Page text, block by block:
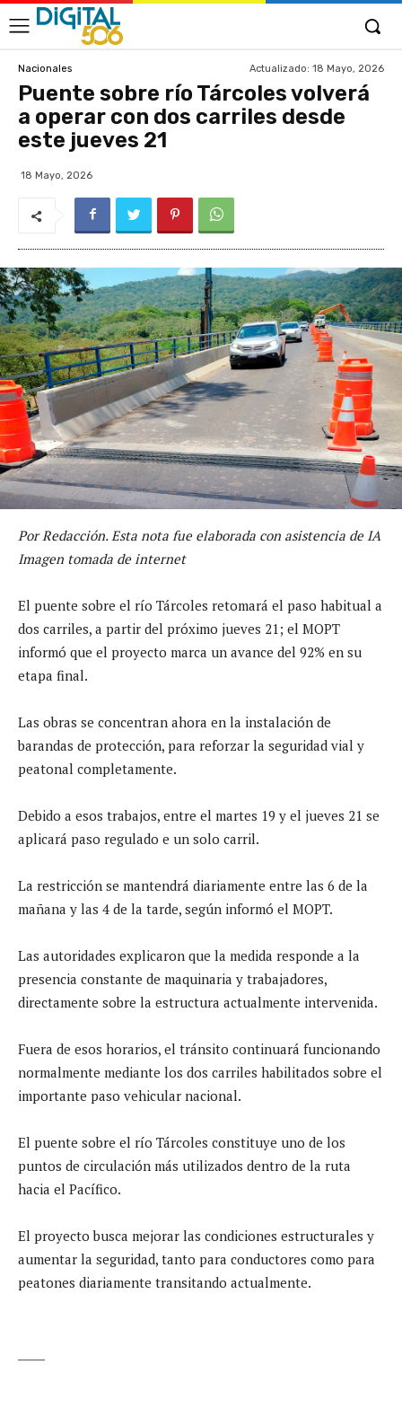
Nacionales Actualizado: 18 Mayo, 2026
Puente sobre río Tárcoles volverá
a operar con dos carriles desde
este jueves 21
18 Mayo, 2026
Por Redacción. Esta nota fue elaborada con asistencia de IA
Imagen tomada de internet
El puente sobre el río Tárcoles retomará el paso habitual a
dos carriles, a partir del próximo jueves 21; el MOPT
informó que el proyecto marca un avance del 92% en su
etapa final.
Las obras se concentran ahora en la instalación de
barandas de protección, para reforzar la seguridad vial y
peatonal completamente.
Debido a esos trabajos, entre el martes 19 y el jueves 21 se
aplicará paso regulado e un solo carril.
La restricción se mantendrá diariamente entre las 6 de la
mañana y las 4 de la tarde, según informó el MOPT.
Las autoridades explicaron que la medida responde a la
presencia constante de maquinaria y trabajadores,
directamente sobre la estructura actualmente intervenida.
Fuera de esos horarios, el tránsito continuará funcionando
normalmente mediante los dos carriles habilitados sobre el
importante paso vehicular nacional.
El puente sobre el río Tárcoles constituye uno de los
puntos de circulación más utilizados dentro de la ruta
hacia el Pacífico.
El proyecto busca mejorar las condiciones estructurales y
aumentar la seguridad, tanto para conductores como para
peatones diariamente transitando actualmente.